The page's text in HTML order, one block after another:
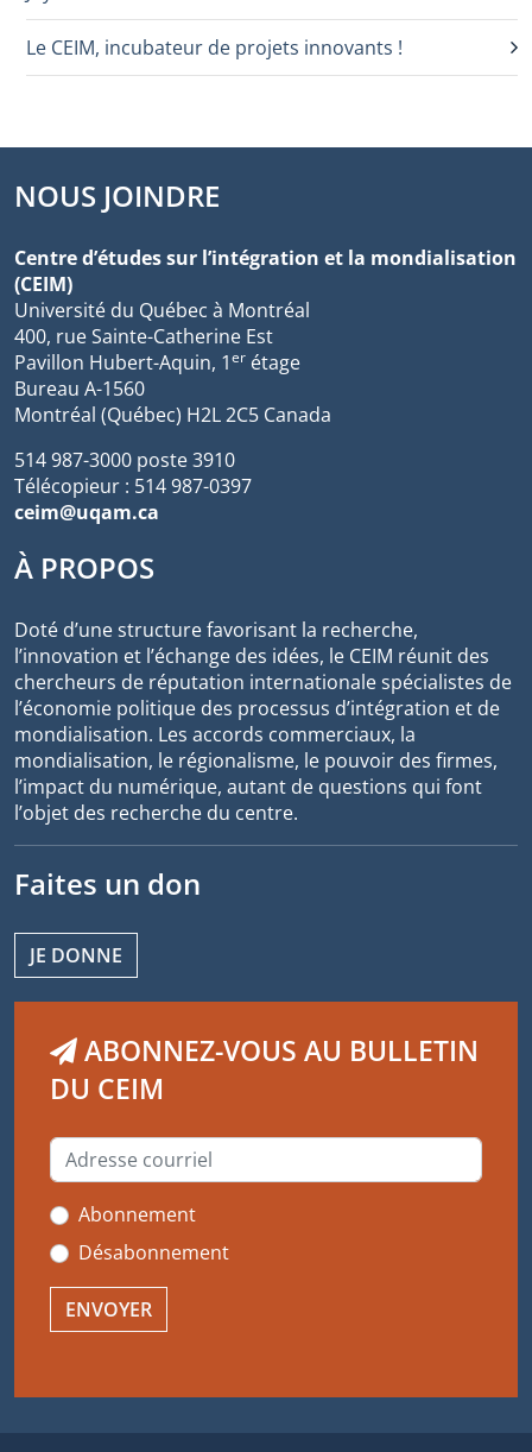
Le CEIM, incubateur de projets innovants !
NOUS JOINDRE
Centre d’études sur l’intégration et la mondialisation
(CEIM)
Université du Québec à Montréal
400, rue Sainte-Catherine Est
Pavillon Hubert-Aquin, 1er étage
Bureau A-1560
Montréal (Québec) H2L 2C5 Canada
514 987-3000 poste 3910
Télécopieur : 514 987-0397
ceim@uqam.ca
À PROPOS
Doté d’une structure favorisant la recherche,
l’innovation et l’échange des idées, le CEIM réunit des
chercheurs de réputation internationale spécialistes de
l’économie politique des processus d’intégration et de
mondialisation. Les accords commerciaux, la
mondialisation, le régionalisme, le pouvoir des firmes,
l’impact du numérique, autant de questions qui font
l’objet des recherche du centre.
Faites un don
JE DONNE
ABONNEZ-VOUS AU BULLETIN
DU CEIM
Abonnement
Désabonnement